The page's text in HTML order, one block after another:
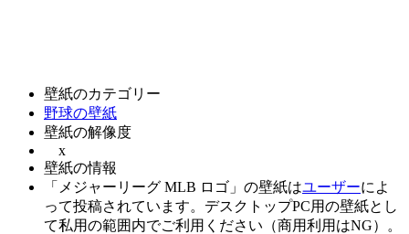
壁紙のカテゴリー
野球の壁紙
壁紙の解像度
x
壁紙の情報
「メジャーリーグ MLB ロゴ」の壁紙はユーザーによ
って投稿されています。デスクトップPC用の壁紙とし
て私用の範囲内でご利用ください（商用利用はNG）。